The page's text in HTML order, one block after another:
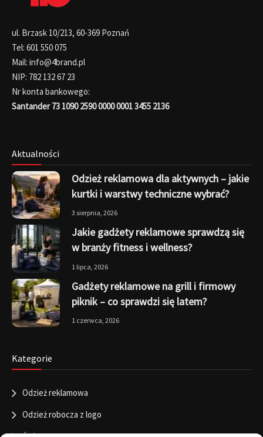
ul. Brzask 10/213, 60-369 Poznań
Tel: 601 550 075
Mail: info@4brand.pl
NIP: 782 132 67 23
Nr konta bankowego:
Santander 73 1090 2590 0000 0001 3455 2136
Aktualności
Odzież reklamowa dla aktywnych – jakie
kurtki i warstwy techniczne wybrać?
3 sierpnia, 2026
Jakie gadżety reklamowe sprawdzą się
w branży fitness i wellness?
1 lipca, 2026
Gadżety reklamowe na grill i firmowy
piknik – co sprawdzi się latem?
1 czerwca, 2026
Kategorie
Odzież reklamowa
Odzież robocza z logo